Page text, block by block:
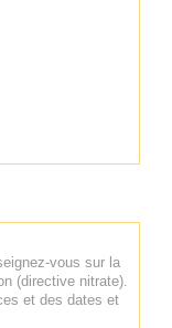
vous sur la
(directive nitrate).
et des dates et